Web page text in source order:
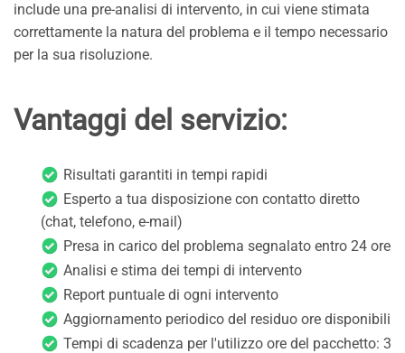
include una pre-analisi di intervento, in cui viene stimata
correttamente la natura del problema e il tempo necessario
per la sua risoluzione.
Vantaggi del servizio:
Risultati garantiti in tempi rapidi
Esperto a tua disposizione con contatto diretto
(chat, telefono, e-mail)
Presa in carico del problema segnalato entro 24 ore
Analisi e stima dei tempi di intervento
Report puntuale di ogni intervento
Aggiornamento periodico del residuo ore disponibili
Tempi di scadenza per l'utilizzo ore del pacchetto: 3